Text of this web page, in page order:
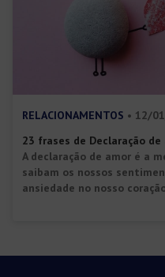
RELACIONAMENTOS • 12/
23 frases de Declaração
A declaração de amor é a
saibam os nossos
ansiedade no nosso